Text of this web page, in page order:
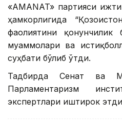
«AMANAT» партияси
ҳамкорлигида
фаолиятини қонунчилик
муаммолари ва
суҳбати бўлиб ўтди.
Тадбирда Сенат ва
Парламентаризм
экспертлари иштирок